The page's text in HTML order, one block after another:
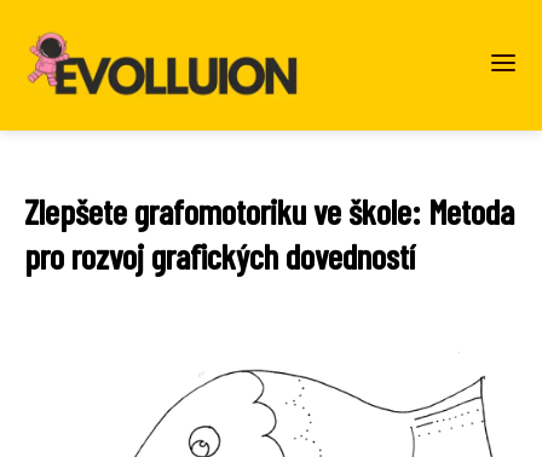
Zlepšete grafomotoriku ve škole: Metoda
pro rozvoj grafických dovedností